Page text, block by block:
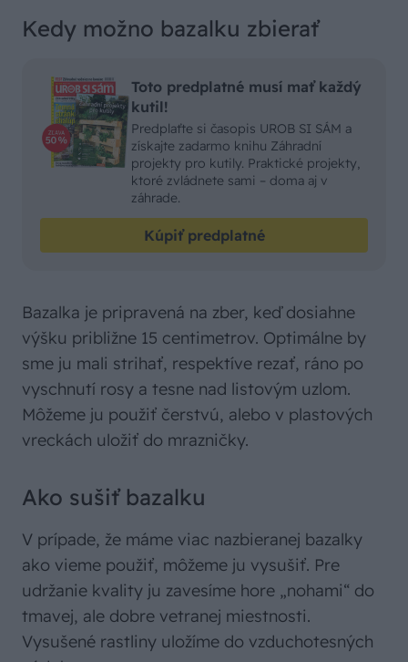
Kedy možno bazalku zbierať
Toto predplatné musí mať každý
kutil!
Predplaťte si časopis UROB SI SÁM a
získajte zadarmo knihu Záhradní
projekty pro kutily. Praktické projekty,
ktoré zvládnete sami – doma aj v
záhrade.
Kúpiť predplatné
Bazalka je pripravená na zber, keď dosiahne
výšku približne 15 centimetrov. Optimálne by
sme ju mali strihať, respektíve rezať, ráno po
vyschnutí rosy a tesne nad listovým uzlom.
Môžeme ju použiť čerstvú, alebo v plastových
vreckách uložiť do mrazničky.
Ako sušiť bazalku
V prípade, že máme viac nazbieranej bazalky
ako vieme použiť, môžeme ju vysušiť. Pre
udržanie kvality ju zavesíme hore „nohami“ do
tmavej, ale dobre vetranej miestnosti.
Vysušené rastliny uložíme do vzduchotesných